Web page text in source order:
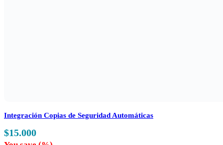
Integración Copias de Seguridad Automáticas
$15.000